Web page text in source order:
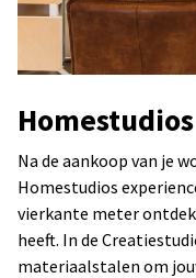
Na de aankoop van je
Homestudios
vierkante meter
heeft. In de
materiaalstalen om